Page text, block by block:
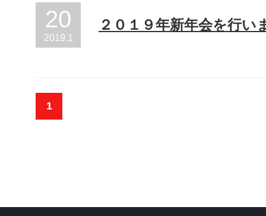
20
2019.1
２０１９年新年会を行い
1